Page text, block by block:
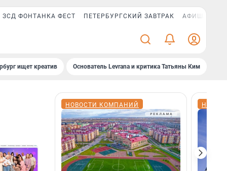
ЗСД ФОНТАНКА ФЕСТ ПЕТЕРБУРГСКИЙ ЗАВТРАК АФИША PLUS
ищет креатив Основатель Levrana и критика Татьяны Ким
НОВОСТИ КОМПАНИЙ